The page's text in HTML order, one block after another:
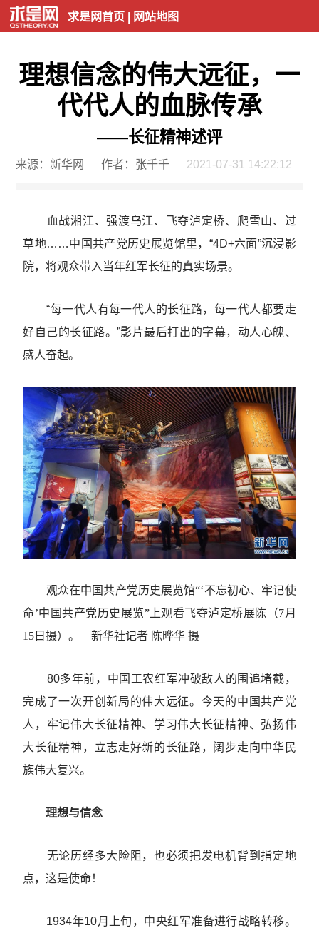
求是网首页| 网站地图
理想信念的伟大远征，一
代代人的血脉传承
——长征精神述评
来源：新华网 作者：张千千 2021-07-31 14:22:12
血战湘江、强渡乌江、飞夺泸定桥、爬雪山、过
草地……中国共产党历史展览馆里，“4D+六面”沉浸影
院，将观众带入当年红军长征的真实场景。
“每一代人有每一代人的长征路，每一代人都要走
好自己的长征路。”影片最后打出的字幕，动人心魄、
感人奋起。
观众在中国共产党历史展览馆“‘不忘初心、牢记使
命’中国共产党历史展览”上观看飞夺泸定桥展陈（7月
15日摄）。 新华社记者 陈晔华 摄
80多年前，中国工农红军冲破敌人的围追堵截，
完成了一次开创新局的伟大远征。今天的中国共产党
人，牢记伟大长征精神、学习伟大长征精神、弘扬伟
大长征精神，立志走好新的长征路，阔步走向中华民
族伟大复兴。
理想与信念
无论历经多大险阻，也必须把发电机背到指定地
点，这是使命！
1934年10月上旬，中央红军准备进行战略转移。